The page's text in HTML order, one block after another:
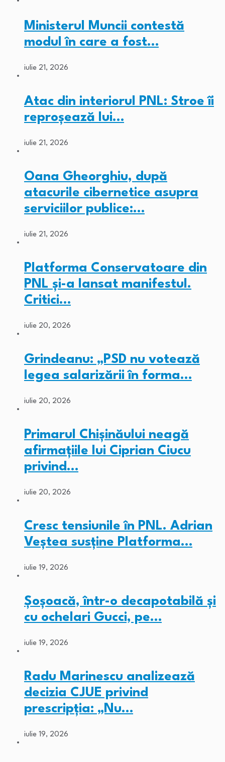
Ministerul Muncii contestă
modul în care a fost…
iulie 21, 2026
Atac din interiorul PNL: Stroe îi
reproșează lui…
iulie 21, 2026
Oana Gheorghiu, după
atacurile cibernetice asupra
serviciilor publice:…
iulie 21, 2026
Platforma Conservatoare din
PNL și-a lansat manifestul.
Critici…
iulie 20, 2026
Grindeanu: „PSD nu votează
legea salarizării în forma…
iulie 20, 2026
Primarul Chişinăului neagă
afirmaţiile lui Ciprian Ciucu
privind…
iulie 20, 2026
Cresc tensiunile în PNL. Adrian
Veștea susține Platforma…
iulie 19, 2026
Șoșoacă, într-o decapotabilă și
cu ochelari Gucci, pe…
iulie 19, 2026
Radu Marinescu analizează
decizia CJUE privind
prescripția: „Nu…
iulie 19, 2026